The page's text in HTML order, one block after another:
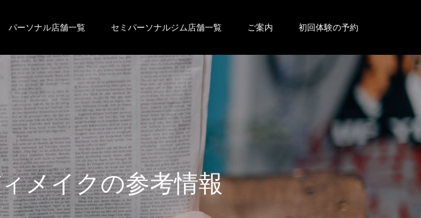
パーソナル店舗一覧 セミパーソナルジム店舗一覧 ご案内 初回体験の予約
ィメイクの参考情報